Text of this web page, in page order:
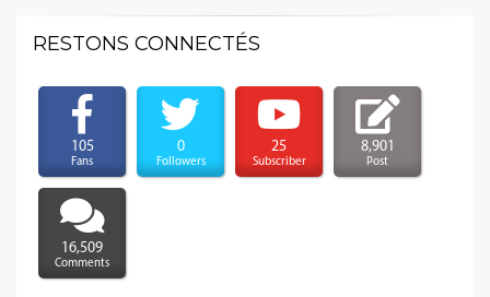
RESTONS CONNECTÉS
105
Fans
0
Followers
25
Subscriber
8,901
Post
16,509
Comments